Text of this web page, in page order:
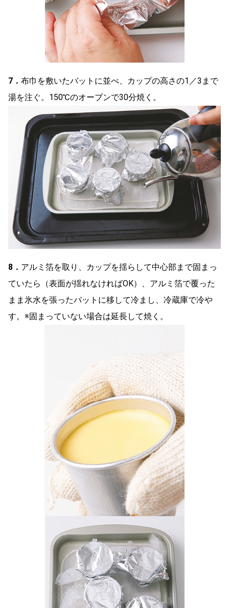
7． 布巾を敷いたバットに並べ、カップの高さの1／3まで
湯を注ぐ。150℃のオーブンで30分焼く。
8． アルミ箔を取り、カップを揺らして中心部まで固まっ
ていたら（表面が揺れなければOK）、アルミ箔で覆った
まま氷水を張ったバットに移して冷まし、冷蔵庫で冷や
す。※固まっていない場合は延長して焼く。